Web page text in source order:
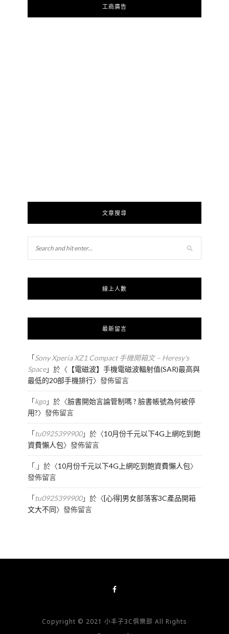
工商廣告
文章搜尋
線上人數
最新留言
「Sony Xperia XZ1 Compact 手機開箱文 – Heresy's
Space」於〈 【電磁波】手機電磁波輻射值(SAR)最高與
最低的20部手機排行〉發佈留言
「kgo」於〈臉書開始言論管制嗎 ? 臉書帳號為何被停
用?〉發佈留言
「tu0925399900」於〈10月份千元以下4G上網吃到飽
資費懶人包〉發佈留言
「.」於〈10月份千元以下4G上網吃到飽資費懶人包〉
發佈留言
「tu0925399900」於〈[心得]男女部落客3C產品開箱
文大不同〉發佈留言
Copyright © 2021 小丰子3C俱樂部 All Rights